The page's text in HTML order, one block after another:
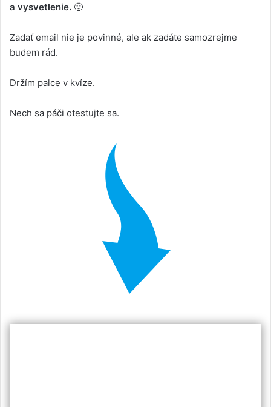
a vysvetlenie. 🙂
Zadať email nie je povinné, ale ak zadáte samozrejme
budem rád.
Držím palce v kvíze.
Nech sa páči otestujte sa.